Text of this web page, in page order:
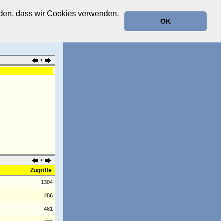
dass wir Cookies verwenden.
OK
•
•
Zugriffe
1304
486
481